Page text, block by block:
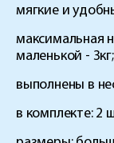
мягкие и
максимальная
маленькой - 3кг;
выполнены в
в комплекте: 2